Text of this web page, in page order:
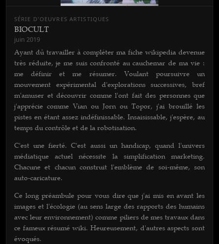
SÉRIE D'OEUVRES ARTISTIQUES
BIOCULT
juin 2019
Ayant dû travailler à compléter ma fiche wikipedia devenue
très réduite, je me suis confronté au cauchemar de ma vie :
me définir et me résumer. Voulant poursuivre un
mouvement expérimental d'explorations successives, bref
m'amuser et découvrir comme l'ont fait des personnes que
j'apprécie comme Vian ou Jorn ou Topor, j'ai brouillé les
pistes en étant assez indéfinissable. Insaisissable, j'espère, au
temps du contrôle et de la robotisation.
C'est une fierté. C'est aussi un handicap, quand l'univers
médiatique actuel nécessite la simplification marketing.
Chacune et chacun construit l'emblème de soi-même, son
auto-caricature.
Ce long préambule pour vous dire que j'ai mis en avant les
images et l'écologie (au sens large des rapports des humains
avec leur environnement) comme piliers de mes travaux dans
ce fameux résumé wiki. Heureusement, d'autres aspects sont
évoqués.